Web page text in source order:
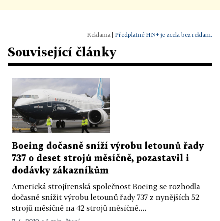
| Předplatné HN+ je zcela bez reklam.
Související články
Boeing dočasně sníží výrobu letounů řady
737 o deset strojů měsíčně, pozastavil i
dodávky zákazníkům
Americká strojírenská společnost Boeing se rozhodla
dočasně snížit výrobu letounů řady 737 z nynějších 52
strojů měsíčně na 42 strojů měsíčně....